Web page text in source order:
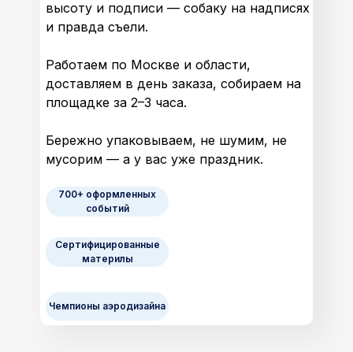
высоту и подписи — собаку на надписях
и правда съели.
Работаем по Москве и области,
доставляем в день заказа, собираем на
площадке за 2–3 часа.
Бережно упаковываем, не шумим, не
мусорим — а у вас уже праздник.
Чемпионы аэродизайна
Сертифицированные
материлы
700+ оформленных
событий